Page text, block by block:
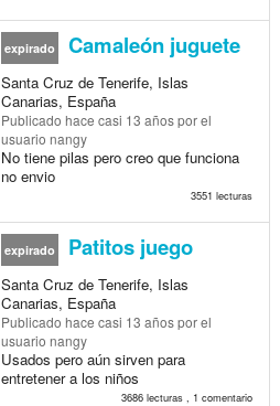
expirado Camaleón juguete
Santa Cruz de Tenerife, Islas
Canarias, España
Publicado hace casi 13 añospor el
usuario nangy
No tiene pilas pero creo que funciona
no envio
3551 lecturas
expirado Patitos juego
Santa Cruz de Tenerife, Islas
Canarias, España
Publicado hace casi 13 añospor el
usuario nangy
Usados pero aún sirven para
entretener a los niños
3686 lecturas , 1 comentario